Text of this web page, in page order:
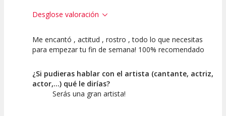
Desglose valoración
10
Espectáculo
10
Escena
10
artística
Me encantó , actitud , rostro , todo lo que necesitas
para empezar tu fin de semana! 100% recomendado
¿Si pudieras hablar con el artista (cantante, actriz,
actor,...) qué le dirías?
Serás una gran artista!